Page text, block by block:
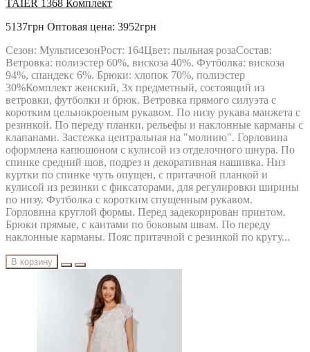
TAIER 1368 Комплект
5137грн Оптовая цена: 3952грн
Сезон: МультисезонРост: 164Цвет: пыльная розаСостав:
Ветровка: полиэстер 60%, вискоза 40%. Футболка: вискоза
94%, спандекс 6%. Брюки: хлопок 70%, полиэстер
30%Комплект женский, 3х предметный, состоящий из
ветровки, футболки и брюк. Ветровка прямого силуэта с
коротким цельнокроеным рукавом. По низу рукава манжета с
резинкой. По переду планки, рельефы и наклонные карманы с
клапанами. Застежка центральная на "молнию". Горловина
оформлена капюшоном с кулисой из отделочного шнура. По
спинке средний шов, подрез и декоративная нашивка. Низ
куртки по спинке чуть опущен, с притачной планкой и
кулисой из резинки с фиксаторами, для регулировки ширины
по низу. Футболка с коротким спущенным рукавом.
Горловина круглой формы. Перед задекорирован принтом.
Брюки прямые, с кантами по боковым швам. По переду
наклонные карманы. Пояс притачной с резинкой по кругу...
В корзину